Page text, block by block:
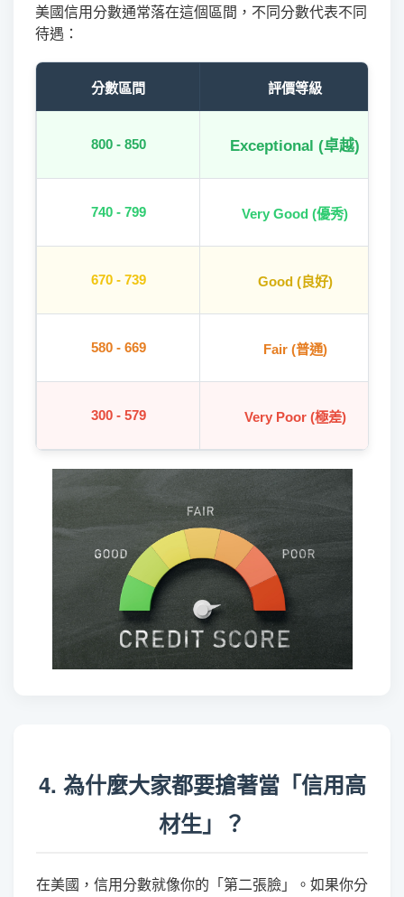
美國信用分數通常落在這個區間，不同分數代表不同
待遇：
分數區間 評價等級
800 - 850 Exceptional (卓越)
740 - 799 Very Good (優秀)
670 - 739 Good (良好)
580 - 669 Fair (普通)
300 - 579 Very Poor (極差)
4. 為什麼大家都要搶著當「信用高
材生」？
在美國，信用分數就像你的「第二張臉」。如果你分